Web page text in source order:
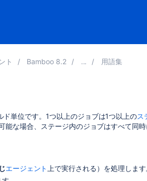
ト Bamboo 8.2 用語集
ド単位です。1つ以上のジョブは1つ以上のス
能な場合、ステージ内のジョブはすべて同
エージェント 上で実行される）を処理します